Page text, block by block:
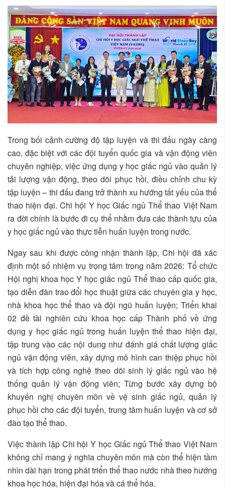
Trong bối cảnh cường độ tập luyện và thi đấu ngày càng
cao, đặc biệt với các đội tuyển quốc gia và vận động viên
chuyên nghiệp, việc ứng dụng y học giấc ngủ vào quản lý
tải lượng vận động, theo dõi phục hồi, điều chỉnh chu kỳ
tập luyện – thi đấu đang trở thành xu hướng tất yếu của thể
thao hiện đại. Chi hội Y học Giấc ngủ Thể thao Việt Nam
ra đời chính là bước đi cụ thể nhằm đưa các thành tựu của
y học giấc ngủ vào thực tiễn huấn luyện trong nước.
Ngay sau khi được công nhận thành lập, Chi hội đã xác
định một số nhiệm vụ trọng tâm trong năm 2026: Tổ chức
Hội nghị khoa học Y học giấc ngủ Thể thao cấp quốc gia,
tạo diễn đàn trao đổi học thuật giữa các chuyên gia y học,
nhà khoa học thể thao và đội ngũ huấn luyện; Triển khai
02 đề tài nghiên cứu khoa học cấp Thành phố về ứng
dụng y học giấc ngủ trong huấn luyện thể thao hiện đại,
tập trung vào các nội dung như đánh giá chất lượng giấc
ngủ vận động viên, xây dựng mô hình can thiệp phục hồi
và tích hợp công nghệ theo dõi sinh lý giấc ngủ vào hệ
thống quản lý vận động viên; Từng bước xây dựng bộ
khuyến nghị chuyên môn về vệ sinh giấc ngủ, quản lý
phục hồi cho các đội tuyển, trung tâm huấn luyện và cơ sở
đào tạo thể thao.
Việc thành lập Chi hội Y học Giấc ngủ Thể thao Việt Nam
không chỉ mang ý nghĩa chuyên môn mà còn thể hiện tầm
nhìn dài hạn trong phát triển thể thao nước nhà theo hướng
khoa học hóa, hiện đại hóa và cá thể hóa.